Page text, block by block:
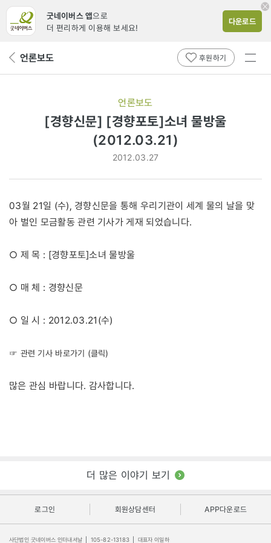
굿네이버스 앱으로
더 편리하게 이용해 보세요!
다운로드
뒤 언론보도 후원하기
전체
언론보도
[경향신문] [경향포토]소녀 물방울
(2012.03.21)
2012.03.27
03월 21일 (수), 경향신문을 통해 우리기관이 세계 물의 날을 맞
아 벌인 모금활동 관련 기사가 게재 되었습니다.
○ 제 목 : [경향포토]소녀 물방울
○ 매 체 : 경향신문
○ 일 시 : 2012.03.21(수)
☞ 관련 기사 바로가기 (클릭)
많은 관심 바랍니다. 감사합니다.
더 많은 이야기 보기
로그인 회원상담센터 APP다운로드
사단법인 굿네이버스 인터내셔날 105-82-13183 대표자 이일하